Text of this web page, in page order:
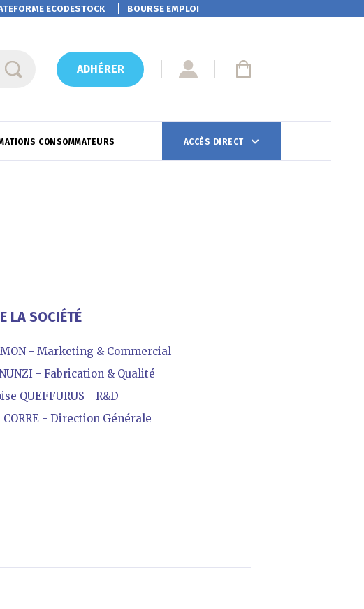
ECODESTOCK BOURSE EMPLOI
ADHÉRER
CONSOMMATEURS ACCÈS DIRECT
LA SOCIÉTÉ
- Marketing & Commercial
- Fabrication & Qualité
QUEFFURUS - R&D
- Direction Générale